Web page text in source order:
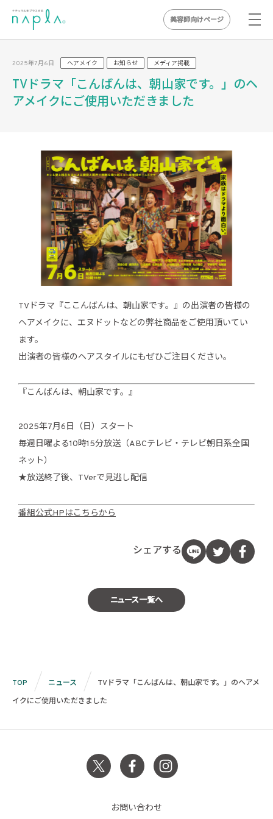
content
美容師向けページ
2025年7月6日 ヘアメイク お知らせ メディア掲載
TVドラマ「こんばんは、朝山家です。」のヘ
アメイクにご使用いただきました
TVドラマ『ここんばんは、朝山家です。』の出演者の皆様の
ヘアメイクに、エヌドットなどの弊社商品をご使用頂いてい
ます。
出演者の皆様のヘアスタイルにもぜひご注目ください。
『こんばんは、朝山家です。』
2025年7月6日（日）スタート
毎週日曜よる10時15分放送（ABCテレビ・テレビ朝日系全国
ネット）
★放送終了後、TVerで見逃し配信
番組公式HPはこちらから
シェアする
ニュース一覧へ
TOP ニュース
TVドラマ「こんばんは、朝山家です。」のヘアメ
イクにご使用いただきました
お問い合わせ